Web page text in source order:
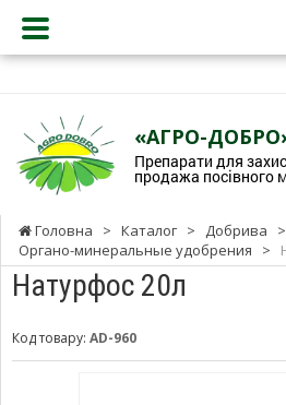
«АГРО-
Препарати для
продажа посівного
Головна > Каталог > Добрива
>
Органо-минеральные удобрения
>
Натурфос 20л
Код товару: AD-960